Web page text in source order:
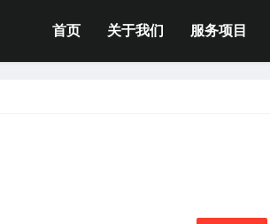
首页 关于我们 服务项目